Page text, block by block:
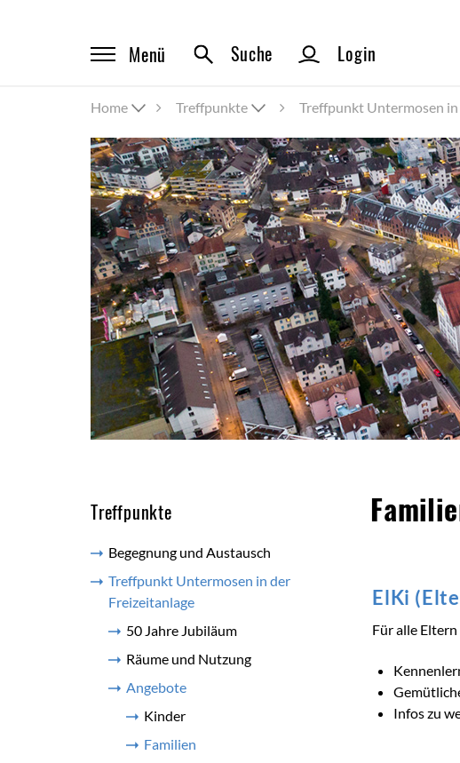
Menü Suche Login
Home Treffpunkte Treffpunkt Untermosen
Treffpunkte
Begegnung und Austausch
Treffpunkt Untermosen in der
Freizeitanlage
50 Jahre Jubiläum
Räume und Nutzung
Angebote
Kinder
Familien
Inhalt
ElKi
Für alle
Infos zu